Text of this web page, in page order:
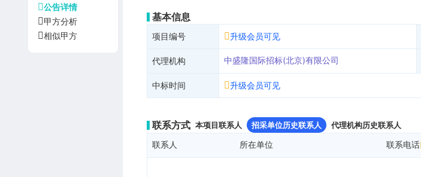
公告详情
甲方分析
相似甲方
基本信息
项目编号 升级会员可见
代理机构 中盛隆国际招标(北京)有限公司
中标时间 升级会员可见
联系方式 本项目联系人 招采单位历史联系人 代理机构历史联系人
联系人 所在单位 联系电话